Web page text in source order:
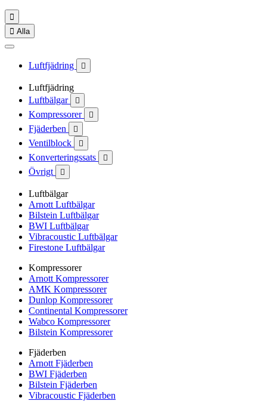

 Alla
Luftfjädring 
Luftfjädring
Luftbälgar

Kompressorer 
Fjäderben 
Ventilblock 
Konverteringssats 
Övrigt 
Luftbälgar
Arnott Luftbälgar
Bilstein Luftbälgar
BWI Luftbälgar
Vibracoustic Luftbälgar
Firestone Luftbälgar
Kompressorer
Arnott Kompressorer
AMK Kompressorer
Dunlop Kompressorer
Continental Kompressorer
Wabco Kompressorer
Bilstein Kompressorer
Fjäderben
Arnott Fjäderben
BWI Fjäderben
Bilstein Fjäderben
Vibracoustic Fjäderben